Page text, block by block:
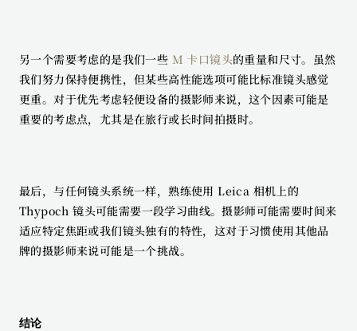
另一个需要考虑的是我们一些 M 卡口镜头的重量和尺寸。虽然
我们努力保持便携性，但某些高性能选项可能比标准镜头感觉
更重。对于优先考虑轻便设备的摄影师来说，这个因素可能是
重要的考虑点，尤其是在旅行或长时间拍摄时。
最后，与任何镜头系统一样，熟练使用 Leica 相机上的
Thypoch 镜头可能需要一段学习曲线。摄影师可能需要时间来
适应特定焦距或我们镜头独有的特性，这对于习惯使用其他品
牌的摄影师来说可能是一个挑战。
结论